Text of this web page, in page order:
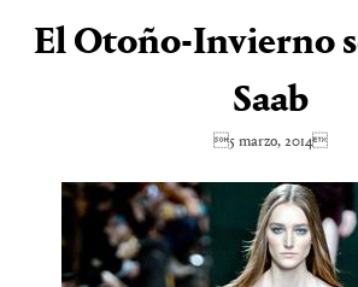
El Otoño-Invierno
Saab
5 marzo, 2014